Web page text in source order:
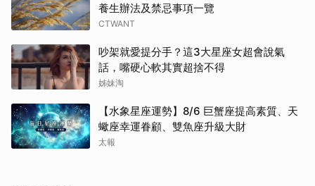
養生辦法及禁忌事項一覽
CTWANT
吵架就愛提分手？這3大星座女超會說氣
話，嘴硬心軟其實超捨不得
姊妹淘
【水象星座運勢】8/6 巨蟹座提高素質、天
蠍座幸運眷顧、雙魚座升級大財
太報